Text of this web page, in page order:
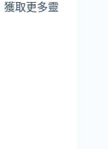
獲取更多靈